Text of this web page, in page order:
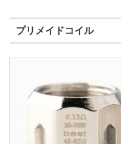
プリメイドコイル